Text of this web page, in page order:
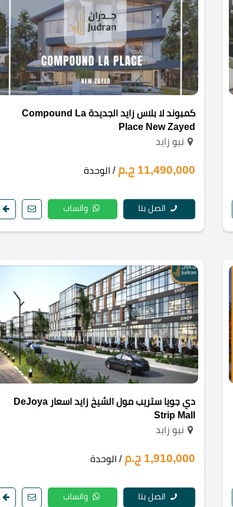
كمبوند لا بلاس زايد الجديدة Compound La
Place New Zayed
نيو زايد
11,490,000 ج.م / الوحدة
اتصل بنا واتساب
دي جويا ستريب مول الشيخ زايد اسعار DeJoya
Strip Mall
نيو زايد
1,910,000 ج.م / الوحدة
اتصل بنا واتساب